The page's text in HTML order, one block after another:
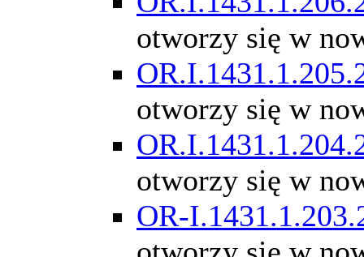
otworzy się w
otworzy się w
otworzy się w
OR-